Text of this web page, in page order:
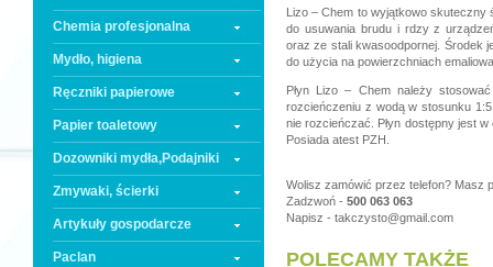
Chemia profesjonalna
Mydło, higiena
Ręczniki papierowe
Papier toaletowy
Dozowniki mydła,Podajniki
Zmywaki, ścierki
Artykuły gospodarcze
Paclan
Lizo – Chem to wyjątkowo
do usuwania brudu i rdzy z
oraz ze stali kwasoodpornej. Środek
do użycia na powierzchniach
Płyn Lizo – Chem należy
rozcieńczeniu z wodą w stosunku
nie rozcieńczać. Płyn dostępny jest
Posiada atest PZH.
Wolisz zamówić przez telefon? Masz
Zadzwoń - 500 063 063
Napisz - takczysto@gmail.com
POLECAMY TAKŻE